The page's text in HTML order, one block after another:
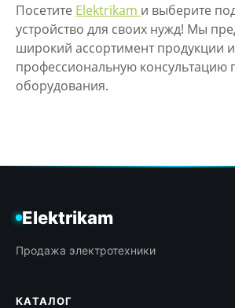
Посетите Elektrikam и выберите
устройство для своих нужд! Мы
широкий ассортимент продукции и
профессиональную консультацию
оборудования.
Elektrikam
Продажа электротехники
КАТАЛОГ